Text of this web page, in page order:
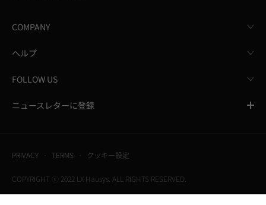
COMPANY
ヘルプ
FOLLOW US
ニュースレターに登録
PRIVACY TERMS クッキー設定
COPYRIGHT ⓒ 2022 LX Hausys. ALL RIGHTS RESERVED.